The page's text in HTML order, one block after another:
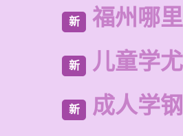
新 福州哪
新 儿童学
新 成人学